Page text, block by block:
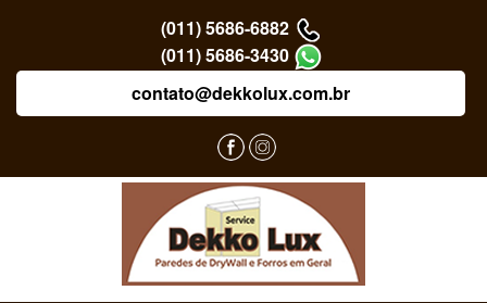
(011) 5686-6882
(011) 5686-3430
contato@dekkolux.com.br